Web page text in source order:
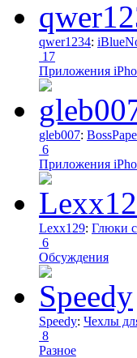
qwer1234:
17
Приложения
gleb007:
6
Приложения
Lexx129: Глюки
6
Обсуждения
Speedy: Чехлы
8
Разное